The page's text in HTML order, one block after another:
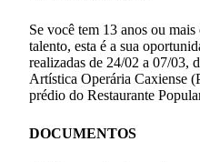
Se você tem 13 anos ou
talento, esta é a sua
realizadas de 24/02 a 07/03,
Artística Operária Caxiense
prédio do Restaurante
DOCUMENTOS